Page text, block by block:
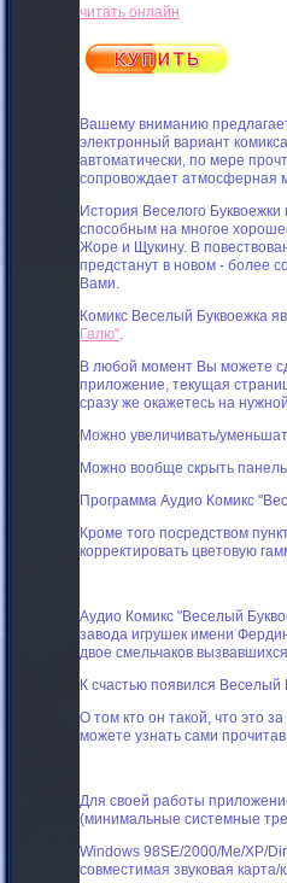
читать онлайн
Вашему вниманию
электронный вариант
автоматически, по мере
сопровождает атмосферная
История Веселого
способным на многое
Жоре и Щукину. В
предстанут в новом - более
Вами.
Комикс Веселый Буквоежка
Галю".
В любой момент Вы можете
приложение, текущая
сразу же окажетесь на
Можно увеличивать/
Можно вообще скрыть
Программа Аудио Комикс
Кроме того посредством
корректировать цветовую
Аудио Комикс "Веселый
завода игрушек имени
двое смельчаков
К счастью появился Веселый
О том кто он такой, что это
можете узнать сами
Для своей работы
(минимальные системные
Windows 98SE/2000/Me/XP/
совместимая звуковая